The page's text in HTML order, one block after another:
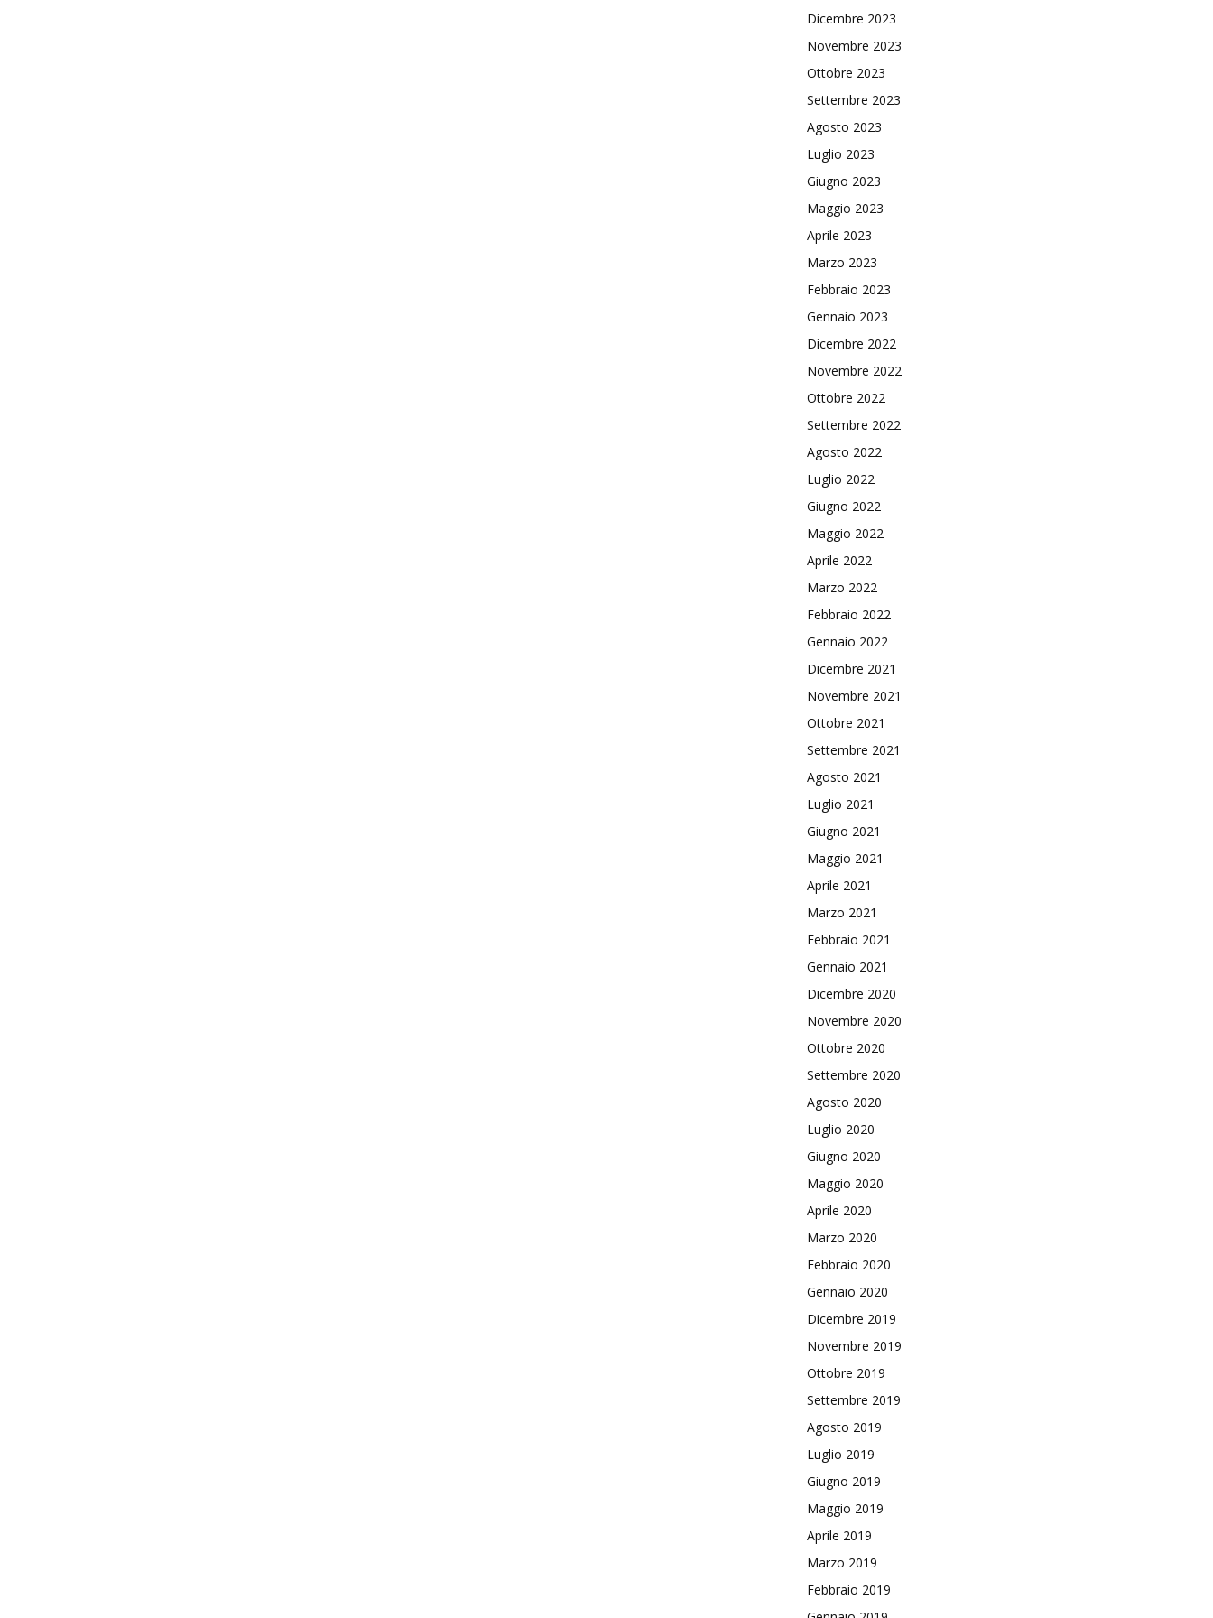
Dicembre 2023
Novembre 2023
Ottobre 2023
Settembre 2023
Agosto 2023
Luglio 2023
Giugno 2023
Maggio 2023
Aprile 2023
Marzo 2023
Febbraio 2023
Gennaio 2023
Dicembre 2022
Novembre 2022
Ottobre 2022
Settembre 2022
Agosto 2022
Luglio 2022
Giugno 2022
Maggio 2022
Aprile 2022
Marzo 2022
Febbraio 2022
Gennaio 2022
Dicembre 2021
Novembre 2021
Ottobre 2021
Settembre 2021
Agosto 2021
Luglio 2021
Giugno 2021
Maggio 2021
Aprile 2021
Marzo 2021
Febbraio 2021
Gennaio 2021
Dicembre 2020
Novembre 2020
Ottobre 2020
Settembre 2020
Agosto 2020
Luglio 2020
Giugno 2020
Maggio 2020
Aprile 2020
Marzo 2020
Febbraio 2020
Gennaio 2020
Dicembre 2019
Novembre 2019
Ottobre 2019
Settembre 2019
Agosto 2019
Luglio 2019
Giugno 2019
Maggio 2019
Aprile 2019
Marzo 2019
Febbraio 2019